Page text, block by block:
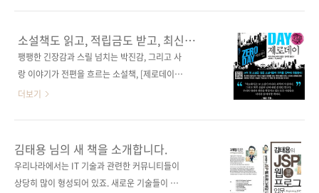
은 에이콘 출판사에서 번역 출간되었고, 2판은
으로 알고 있습니다. 지금 서점에서 보니 1판이
아직도 판매되고 있네요. 에이콘 출판사에 살짝
미안하네요.. 아무튼 이제 스프링..
드리도록 하겠습니다. 그리고 아래의 커피머신
을 받게 될 분은 대전에 사시는 유*영 님이 선정
되셨습니다. 2012년 흑룡의 기운을 모아 왕 축
습니다. 당첨자: 대전 서구 월평동에 사시며, 예
스24 아이디 momo**sang을 사용하는 유*영
게 진행함을 알려 드립니다.
소설책도 읽고, 적립금도 받고, 최신
커피머신도 받으세요~~~
팽팽한 긴장감과 스릴 넘치는 박진감, 그리고 사
랑 이야기가 전편을 흐르는 소설책, [제로데이]
예약판매이벤트 이벤트 하나! 예약판매기간 구
약판매 구입자 중 한 분을 추첨(예스24 선정)하
여 100년 이상의 역사를 자랑하는 인벤텀사의
최신 커피머신(인벤텀 카페인벤터)을 증정해드
더보기
김태용 님의 새 책을 소개합니다.
우리나라에서는 IT 기술과 관련한 커뮤니티들이
상당히 많이 형성되어 있죠. 새로운 기술들이 나